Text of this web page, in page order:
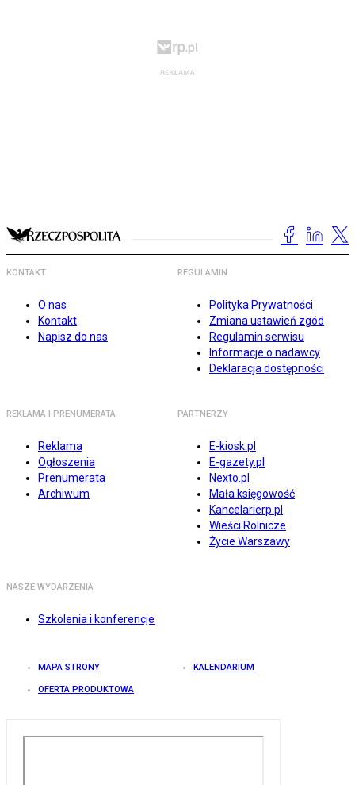
KONTAKT
O nas
Kontakt
Napisz do nas
REGULAMIN
Polityka Prywatności
Zmiana ustawień zgód
Regulamin serwisu
Informacje o nadawcy
Deklaracja dostępności
REKLAMA I PRENUMERATA
Reklama
Ogłoszenia
Prenumerata
Archiwum
PARTNERZY
E-kiosk.pl
E-gazety.pl
Nexto.pl
Mała księgowość
Kancelarierp.pl
Wieści Rolnicze
Życie Warszawy
NASZE WYDARZENIA
Szkolenia i konferencje
MAPA STRONY KALENDARIUM
OFERTA PRODUKTOWA